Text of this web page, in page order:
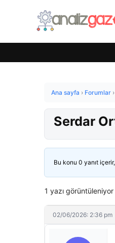
Ana sayfa › Forumlar ›
Serdar
Bu konu 0 yanıt
1 yazı
02/06/2026: 2:36 pm